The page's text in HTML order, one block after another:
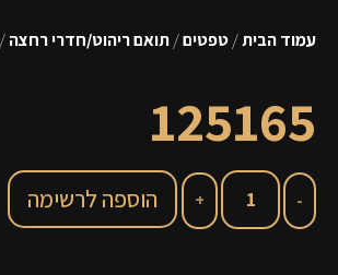
עמוד הבית/טפטים/תואם ריהוט/חדרי רחצה/ 125165
125165
הוספה לרשימה